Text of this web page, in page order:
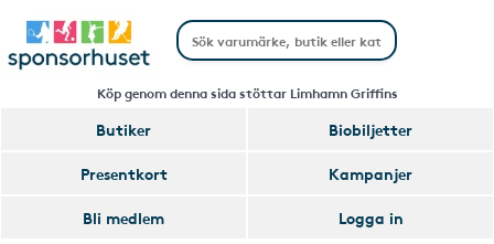
Köp genom denna sida stöttar Limhamn Griffins
Butiker
Biobiljetter
Presentkort
Kampanjer
Bli medlem
Logga in